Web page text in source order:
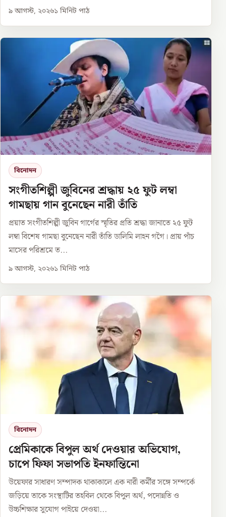
৯ আগস্ট, ২০২৬১ মিনিট পাঠ
বিনোদন
সংগীতশিল্পী জুবিনের শ্রদ্ধায় ২৫ ফুট লম্বা
গামছায় গান বুনেছেন নারী তাঁতি
প্রয়াত সংগীতশিল্পী জুবিন গার্গের স্মৃতির প্রতি শ্রদ্ধা জানাতে ২৫ ফুট
লম্বা বিশেষ গামছা বুনেছেন নারী তাঁতি ডালিমি লাহন গগৈ। প্রায় পাঁচ
মাসের পরিশ্রমে ত...
৯ আগস্ট, ২০২৬১ মিনিট পাঠ
বিনোদন
প্রেমিকাকে বিপুল অর্থ দেওয়ার অভিযোগ,
চাপে ফিফা সভাপতি ইনফান্তিনো
উয়েফার সাধারণ সম্পাদক থাকাকালে এক নারী কর্মীর সঙ্গে সম্পর্কে
জড়িয়ে তাকে সংস্থাটির তহবিল থেকে বিপুল অর্থ, পদোন্নতি ও
উচ্চশিক্ষার সুযোগ পাইয়ে দেওয়া...